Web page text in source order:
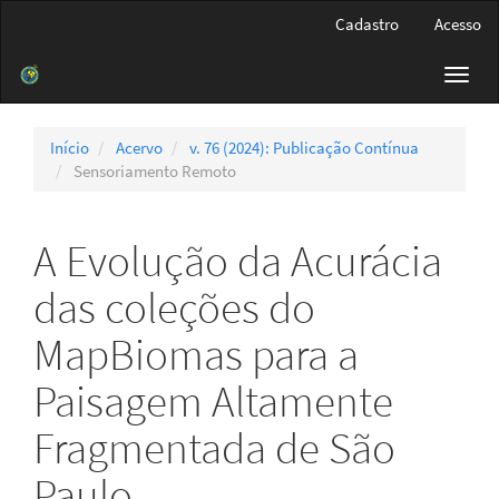
Barra
Cadastro Acesso
Início Acervo
v. 76 (2024): Publicação Contínua
Sensoriamento Remoto
A Evolução da Acurácia
das coleções do
MapBiomas para a
Paisagem Altamente
Fragmentada de São